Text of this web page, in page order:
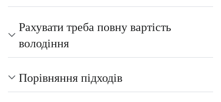
Рахувати треба повну вартість
володіння
Порівняння підходів